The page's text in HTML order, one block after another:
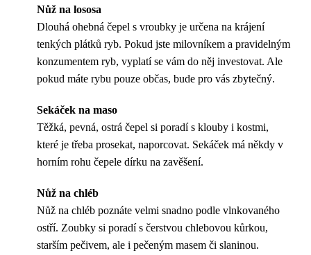
Nůž na lososa
Dlouhá ohebná čepel s vroubky je určena na krájení
tenkých plátků ryb. Pokud jste milovníkem a pravidelným
konzumentem ryb, vyplatí se vám do něj investovat. Ale
pokud máte rybu pouze občas, bude pro vás zbytečný.
Sekáček na maso
Těžká, pevná, ostrá čepel si poradí s klouby i kostmi,
které je třeba prosekat, naporcovat. Sekáček má někdy v
horním rohu čepele dírku na zavěšení.
Nůž na chléb
Nůž na chléb poznáte velmi snadno podle vlnkovaného
ostří. Zoubky si poradí s čerstvou chlebovou kůrkou,
starším pečivem, ale i pečeným masem či slaninou.